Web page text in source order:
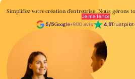
Simplifiez votre création d’entreprise. Nous gérons
Je me lance
5/5Google+800 avis 4,9Trustpilot